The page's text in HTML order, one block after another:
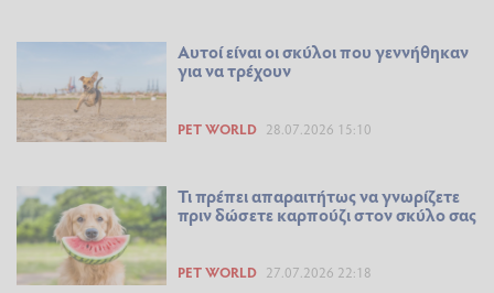
Αυτοί είναι οι σκύλοι που γεννήθηκαν
για να τρέχουν
PET WORLD 28.07.2026 15:10
Τι πρέπει απαραιτήτως να γνωρίζετε
πριν δώσετε καρπούζι στον σκύλο σας
PET WORLD 27.07.2026 22:18